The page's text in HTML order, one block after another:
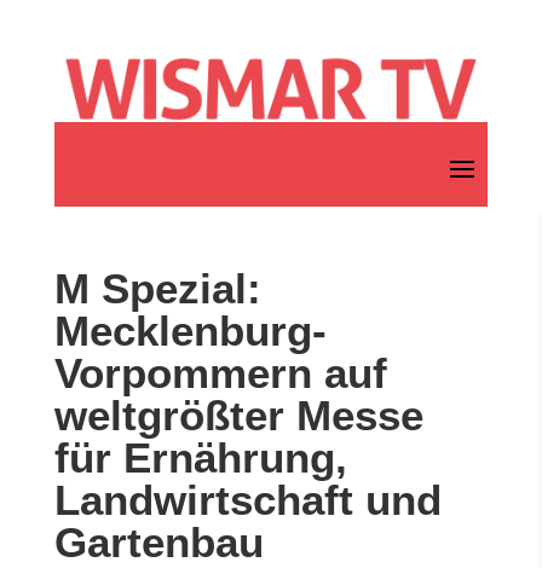
M Spezial:
Mecklenburg-
Vorpommern auf
weltgrößter Messe
für Ernährung,
Landwirtschaft und
Gartenbau